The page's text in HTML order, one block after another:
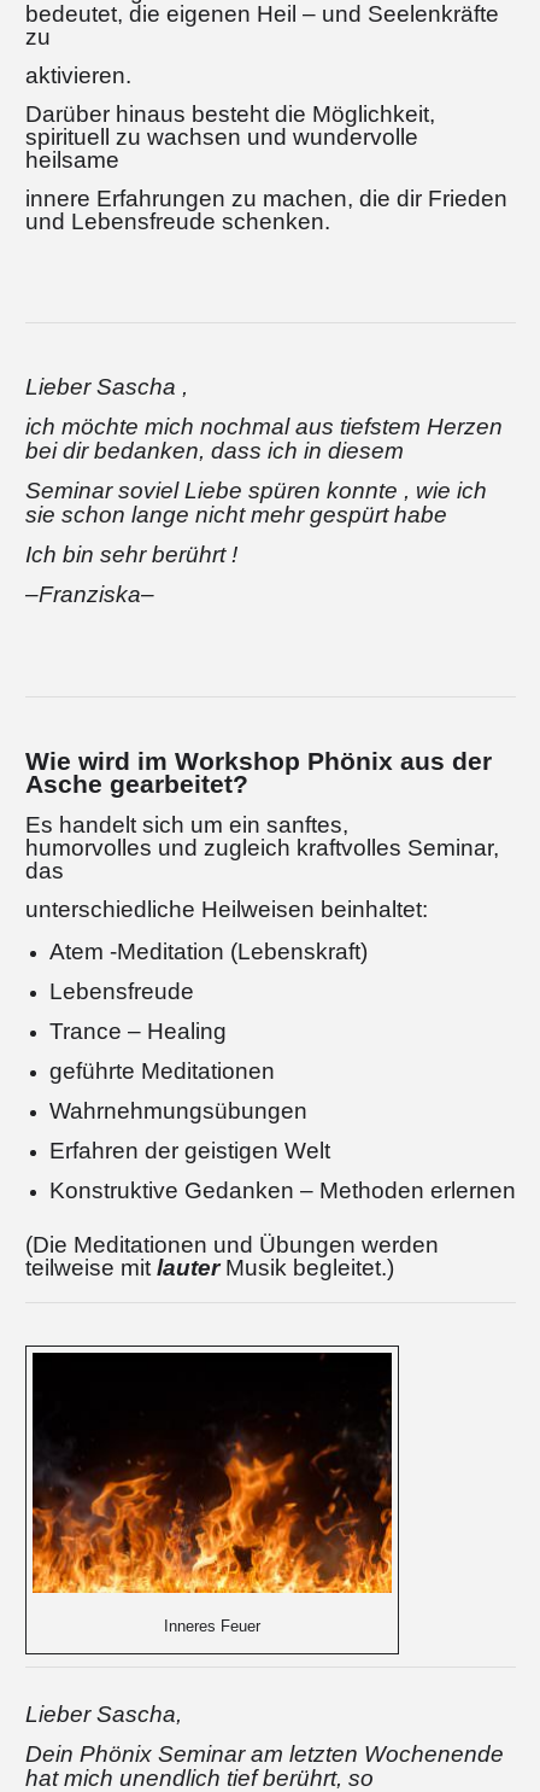
bedeutet, die eigenen Heil – und Seelenkräfte
zu
aktivieren.
Darüber hinaus besteht die Möglichkeit,
spirituell zu wachsen und wundervolle
heilsame
innere Erfahrungen zu machen, die dir Frieden
und Lebensfreude schenken.
Lieber Sascha ,
ich möchte mich nochmal aus tiefstem Herzen
bei dir bedanken, dass ich in diesem
Seminar soviel Liebe spüren konnte , wie ich
sie schon lange nicht mehr gespürt habe
Ich bin sehr berührt !
–Franziska–
Wie wird im Workshop Phönix aus der
Asche gearbeitet?
Es handelt sich um ein sanftes,
humorvolles und zugleich kraftvolles Seminar,
das
unterschiedliche Heilweisen beinhaltet:
Atem -Meditation (Lebenskraft)
Lebensfreude
Trance – Healing
geführte Meditationen
Wahrnehmungsübungen
Erfahren der geistigen Welt
Konstruktive Gedanken – Methoden erlernen
(Die Meditationen und Übungen werden
teilweise mit lauterMusik begleitet.)
Inneres Feuer
Lieber Sascha,
Dein Phönix Seminar am letzten Wochenende
hat mich unendlich tief berührt, so